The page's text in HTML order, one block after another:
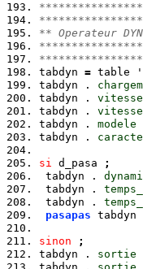
** Operateur
tabdyn = table '
tabdyn .
tabdyn .
tabdyn .
tabdyn . modele
tabdyn .
si d_pasa
;
tabdyn .
tabdyn .
tabdyn .
pasapas tabdyn
sinon
;
tabdyn . sortie